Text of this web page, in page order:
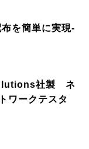
を簡単に実現-
社製 ネ
ワークテスタ